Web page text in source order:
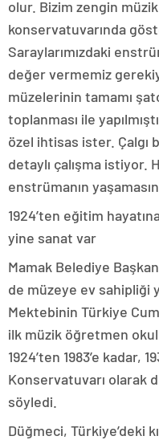
olur. Bizim zengin
konservatuvarında
Saraylarımızdaki
değer vermemiz
müzelerinin tamamı
toplanması ile
özel ihtisas ister. Çalgı
detaylı çalışma istiyor.
enstrümanın
1924’ten eğitim
yine sanat var
Mamak Belediye
de müzeye ev sahipliği
Mektebinin Türkiye
ilk müzik öğretmen
1924’ten 1983’e kadar,
Konservatuvarı olarak
söyledi.
Düğmeci, Türkiye’deki